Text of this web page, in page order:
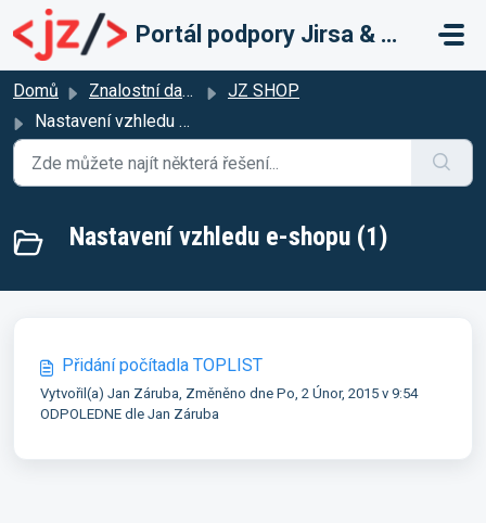
Přeskočit na hlavní obsah
Portál podpory Jirsa & Záruba
Domů Znalostní databáze
JZ SHOP
Nastavení vzhledu e-shopu
Nastavení vzhledu e-shopu (1)
Přidání počítadla TOPLIST
Vytvořil(a) Jan Záruba, Změněno dne Po, 2 Únor, 2015 v 9:54
ODPOLEDNE dle Jan Záruba